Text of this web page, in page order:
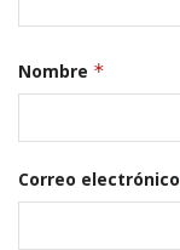
Nombre *
Correo electrónico